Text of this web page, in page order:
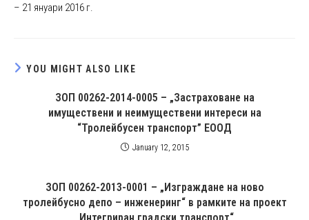
– 21 януари 2016 г.
YOU MIGHT ALSO LIKE
ЗОП 00262-2014-0005 – „Застраховане на
имуществени и неимуществени интереси на
“Тролейбусен транспорт” ЕООД
January 12, 2015
ЗОП 00262-2013-0001 – „Изграждане на ново
тролейбусно депо – инженеринг“ в рамките на проект
„Интегриран градски транспорт“